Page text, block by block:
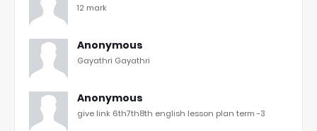
12 mark
Anonymous
Gayathri Gayathri
Anonymous
give link 6th7th8th english lesson plan term -3